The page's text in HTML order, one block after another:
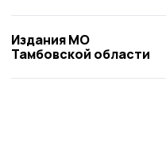
Издания МО
Тамбовской области